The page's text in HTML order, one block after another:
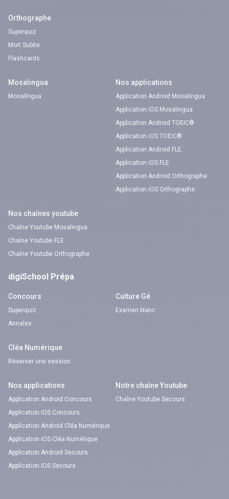
Orthographe
Superquiz
Mort Subite
Flashcards
Mosalingua
Mosalingua
Nos applications
Application Android Mosalingua
Application iOS Mosalingua
Application Android TOEIC®
Application iOS TOEIC®
Application Android FLE
Application iOS FLE
Application Android Orthographe
Application iOS Orthographe
Nos chaînes youtube
Chaîne Youtube Mosalingua
Chaîne Youtube FLE
Chaîne Youtube Orthographe
digiSchool Prépa
Concours
Superquiz
Annales
Culture Gé
Examen blanc
Cléa Numérique
Réserver une session
Nos applications
Application Android Concours
Application iOS Concours
Application Android Cléa Numérique
Application iOS Cléa Numérique
Application Android Secours
Application iOS Secours
Notre chaîne Youtube
Chaîne Youtube Secours